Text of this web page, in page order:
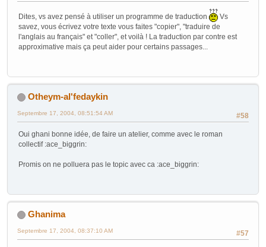
Dites, vs avez pensé à utiliser un programme de traduction
Vs
savez, vous écrivez votre texte vous faites "copier", "traduire de
l'anglais au français" et "coller", et voilà ! La traduction par contre est
approximative mais ça peut aider pour certains passages...
Otheym-al'fedaykin
#58
Septembre 17, 2004, 08:51:54 AM
Oui ghani bonne idée, de faire un atelier, comme avec le roman
collectif :ace_biggrin:
Promis on ne polluera pas le topic avec ca :ace_biggrin:
Ghanima
#57
Septembre 17, 2004, 08:37:10 AM